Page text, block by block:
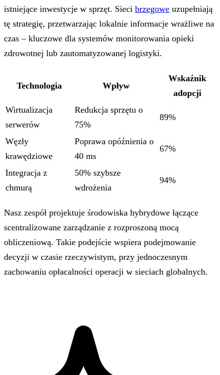
istniejące inwestycje w sprzęt. Sieci brzegowe uzupełniają
tę strategię, przetwarzając lokalnie informacje wrażliwe na
czas – kluczowe dla systemów monitorowania opieki
zdrowotnej lub zautomatyzowanej logistyki.
Technologia Wpływ
Wskaźnik
adopcji
Wirtualizacja
serwerów
Redukcja sprzętu o
75%
89%
Węzły
krawędziowe
Poprawa opóźnienia o
40 ms
67%
Integracja z
chmurą
50% szybsze
wdrożenia
94%
Nasz zespół projektuje środowiska hybrydowe łączące
scentralizowane zarządzanie z rozproszoną mocą
obliczeniową. Takie podejście wspiera podejmowanie
decyzji w czasie rzeczywistym, przy jednoczesnym
zachowaniu opłacalności operacji w sieciach globalnych.